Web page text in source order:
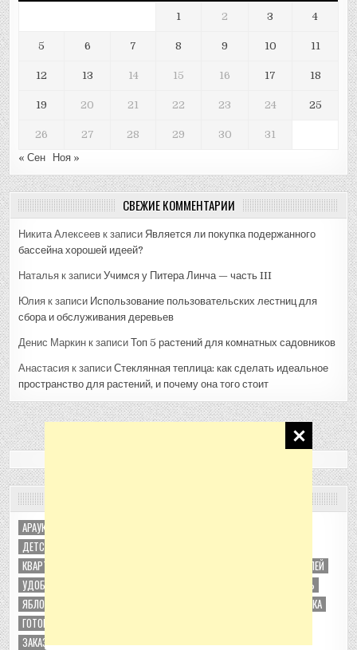
1 2 3 4
5 6 7 8 9 10 11
12 13 14 15 16 17 18
19 20 21 22 23 24 25
26 27 28 29 30
31
« Сен
Ноя »
СВЕЖИЕ КОММЕНТАРИИ
Никита Алексеев к записи Является ли покупка подержанного
бассейна хорошей идеей?
Наталья к записиУчимся у Питера Линча — часть III
Юлия к записи Использование пользовательских лестниц для
сбора и обслуживания деревьев
Денис Маркин к записиТоп 5 растений для комнатных садовников
Анастасия к записиСтеклянная теплица: как сделать идеальное
пространство для растений, и почему она того стоит
АРАУКАРИЯ
ДЕТСКИЕ ДВУХЪЯРУСНЫЕ КРОВАТИ
КВАРТИРА В РАССРОЧКУ
ОБРАБОТКА ОГОРОДА И САДА ОТ ВРЕДИТЕЛЕЙ
УДОБРЕНИЯ ДЛЯ КОМНАТНЫХ КУЛЬТУР: ОСОБЕННОСТИ
УТЕПЛИТЕЛЬ
ЯБЛОНЯ КОЛОНОВИДНАЯ
ВЫБОР УЧАСТКА
ГОТОВАЯ КВАРТИРА В НОВОСТРОЙКЕ
ЗАКАЗ ЦВЕТОВ В ПЕТРОПАВЛОВСК-КАМЧАТСКИЙ
КАБАЧКИ